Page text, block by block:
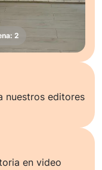
nuestros editores
en video